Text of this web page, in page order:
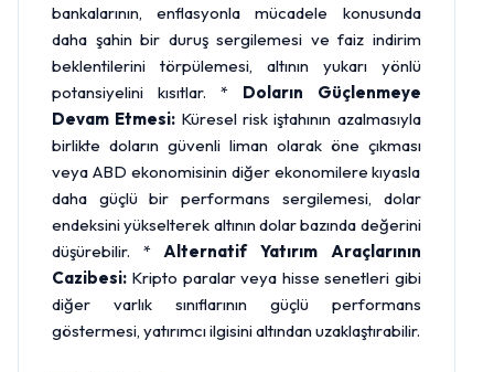
bankalarının, enflasyonla mücadele konusunda
daha şahin bir duruş sergilemesi ve faiz indirim
beklentilerini törpülemesi, altının yukarı yönlü
potansiyelini kısıtlar. * Doların Güçlenmeye
Devam Etmesi: Küresel risk iştahının azalmasıyla
birlikte doların güvenli liman olarak öne çıkması
veya ABD ekonomisinin diğer ekonomilere kıyasla
daha güçlü bir performans sergilemesi, dolar
endeksini yükselterek altının dolar bazında değerini
düşürebilir. *Alternatif Yatırım Araçlarının
Cazibesi: Kripto paralar veya hisse senetleri gibi
diğer varlık sınıflarının güçlü performans
göstermesi, yatırımcı ilgisini altından uzaklaştırabilir.